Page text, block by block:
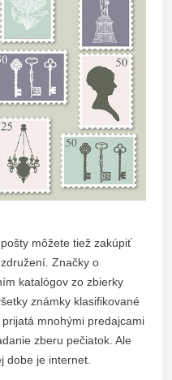
môžete tiež zakúpiť
Značky o
katalógov zo zbierky
známky klasifikované
mnohými predajcami
zberu pečiatok. Ale
dobe je internet.